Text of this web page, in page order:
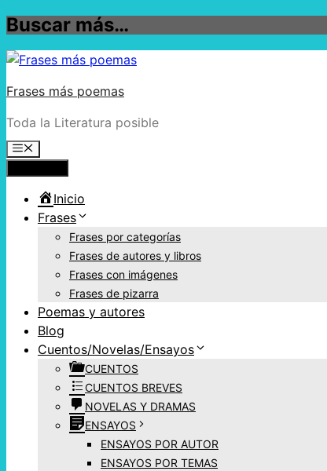
Buscar más…
Frases más poemas
Toda la Literatura posible
Inicio
Frases
Frases por categorías
Frases de autores y libros
Frases con imágenes
Frases de pizarra
Poemas y autores
Blog
Cuentos/Novelas/Ensayos
CUENTOS
CUENTOS BREVES
NOVELAS Y DRAMAS
ENSAYOS
ENSAYOS POR AUTOR
ENSAYOS POR TEMAS